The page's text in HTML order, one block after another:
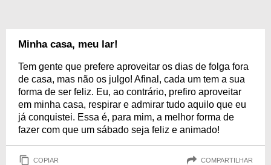
Minha casa, meu lar!
Tem gente que prefere aproveitar os dias de folga fora
de casa, mas não os julgo! Afinal, cada um tem a sua
forma de ser feliz. Eu, ao contrário, prefiro aproveitar
em minha casa, respirar e admirar tudo aquilo que eu
já conquistei. Essa é, para mim, a melhor forma de
fazer com que um sábado seja feliz e animado!
COPIAR COMPARTILHAR